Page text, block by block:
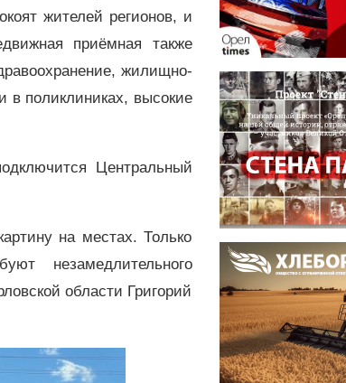
жителей регионов, и
приёмная также
жилищно-
в поликлиниках, высокие
Центральный
на местах. Только
незамедлительного
области Григорий